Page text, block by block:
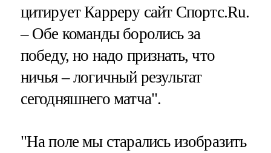
цитирует Карреру сайт Спортс.Ru.
– Обе команды боролись за
победу, но надо признать, что
ничья – логичный результат
сегодняшнего матча".
"На поле мы старались изобразить